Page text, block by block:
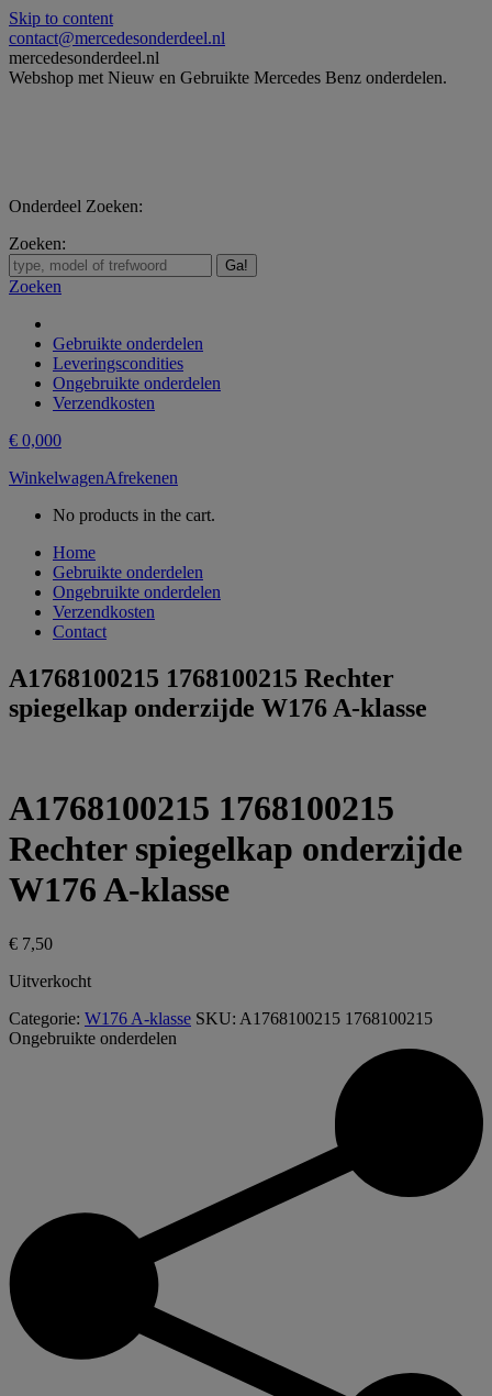
Skip to content
contact@mercedesonderdeel.nl
mercedesonderdeel.nl
Webshop met Nieuw en Gebruikte Mercedes Benz onderdelen.
Onderdeel Zoeken:
Zoeken:
Zoeken
Gebruikte onderdelen
Leveringscondities
Ongebruikte onderdelen
Verzendkosten
€ 0,000
WinkelwagenAfrekenen
No products in the cart.
Home
Gebruikte onderdelen
Ongebruikte onderdelen
Verzendkosten
Contact
A1768100215 1768100215 Rechter
spiegelkap onderzijde W176 A-klasse
A1768100215 1768100215
Rechter spiegelkap onderzijde
W176 A-klasse
€ 7,50
Uitverkocht
Categorie: W176 A-klasse SKU: A1768100215 1768100215
Ongebruikte onderdelen